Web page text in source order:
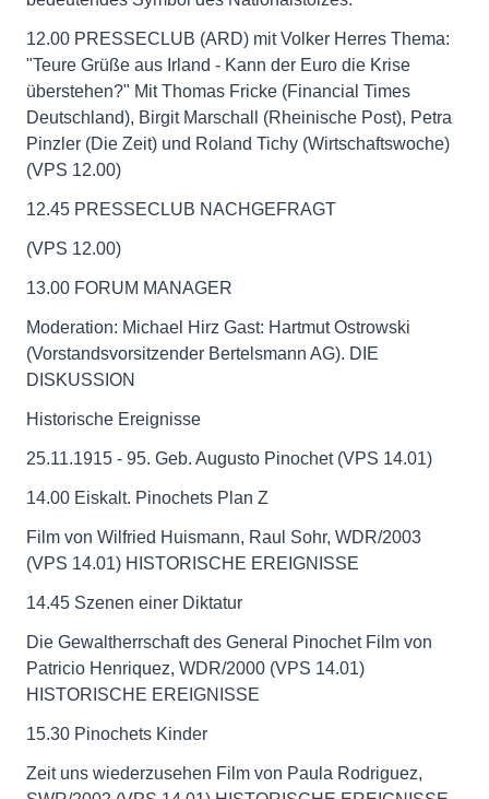
12.00 PRESSECLUB (ARD) mit Volker Herres Thema:
"Teure Grüße aus Irland - Kann der Euro die Krise
überstehen?" Mit Thomas Fricke (Financial Times
Deutschland), Birgit Marschall (Rheinische Post), Petra
Pinzler (Die Zeit) und Roland Tichy (Wirtschaftswoche)
(VPS 12.00)
12.45 PRESSECLUB NACHGEFRAGT
(VPS 12.00)
13.00 FORUM MANAGER
Moderation: Michael Hirz Gast: Hartmut Ostrowski
(Vorstandsvorsitzender Bertelsmann AG). DIE
DISKUSSION
Historische Ereignisse
25.11.1915 - 95. Geb. Augusto Pinochet (VPS 14.01)
14.00 Eiskalt. Pinochets Plan Z
Film von Wilfried Huismann, Raul Sohr, WDR/2003
(VPS 14.01) HISTORISCHE EREIGNISSE
14.45 Szenen einer Diktatur
Die Gewaltherrschaft des General Pinochet Film von
Patricio Henriquez, WDR/2000 (VPS 14.01)
HISTORISCHE EREIGNISSE
15.30 Pinochets Kinder
Zeit uns wiederzusehen Film von Paula Rodriguez,